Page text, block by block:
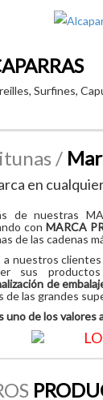
Surfines,
/
en
de nuestras
con MARCA
de las cadenas
a nuestros
sus
de
de las grandes
uno de los valores